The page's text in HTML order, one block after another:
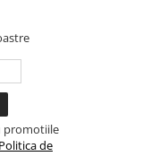
promotiile
Politica de